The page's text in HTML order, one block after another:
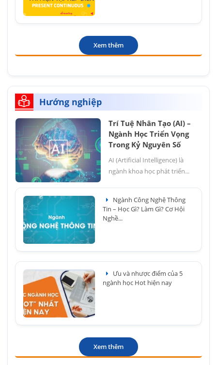
Xem thêm
Hướng nghiệp
Trí Tuệ Nhân Tạo (AI) –
Ngành Học Triển Vọng
Trong Kỷ Nguyên Số
AI (Artificial Intelligence) là
ngành khoa học phát triển...
Ngành Công Nghệ Thông
Tin – Học Gì? Làm Gì? Cơ Hội
Nghề...
Ưu và nhược điểm của 5
ngành học Hot hiện nay
Xem thêm